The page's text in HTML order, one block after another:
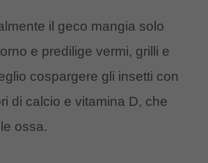
il geco mangia solo
e predilige vermi, grilli e
cospargere gli insetti con
di calcio e vitamina D, che
ossa.